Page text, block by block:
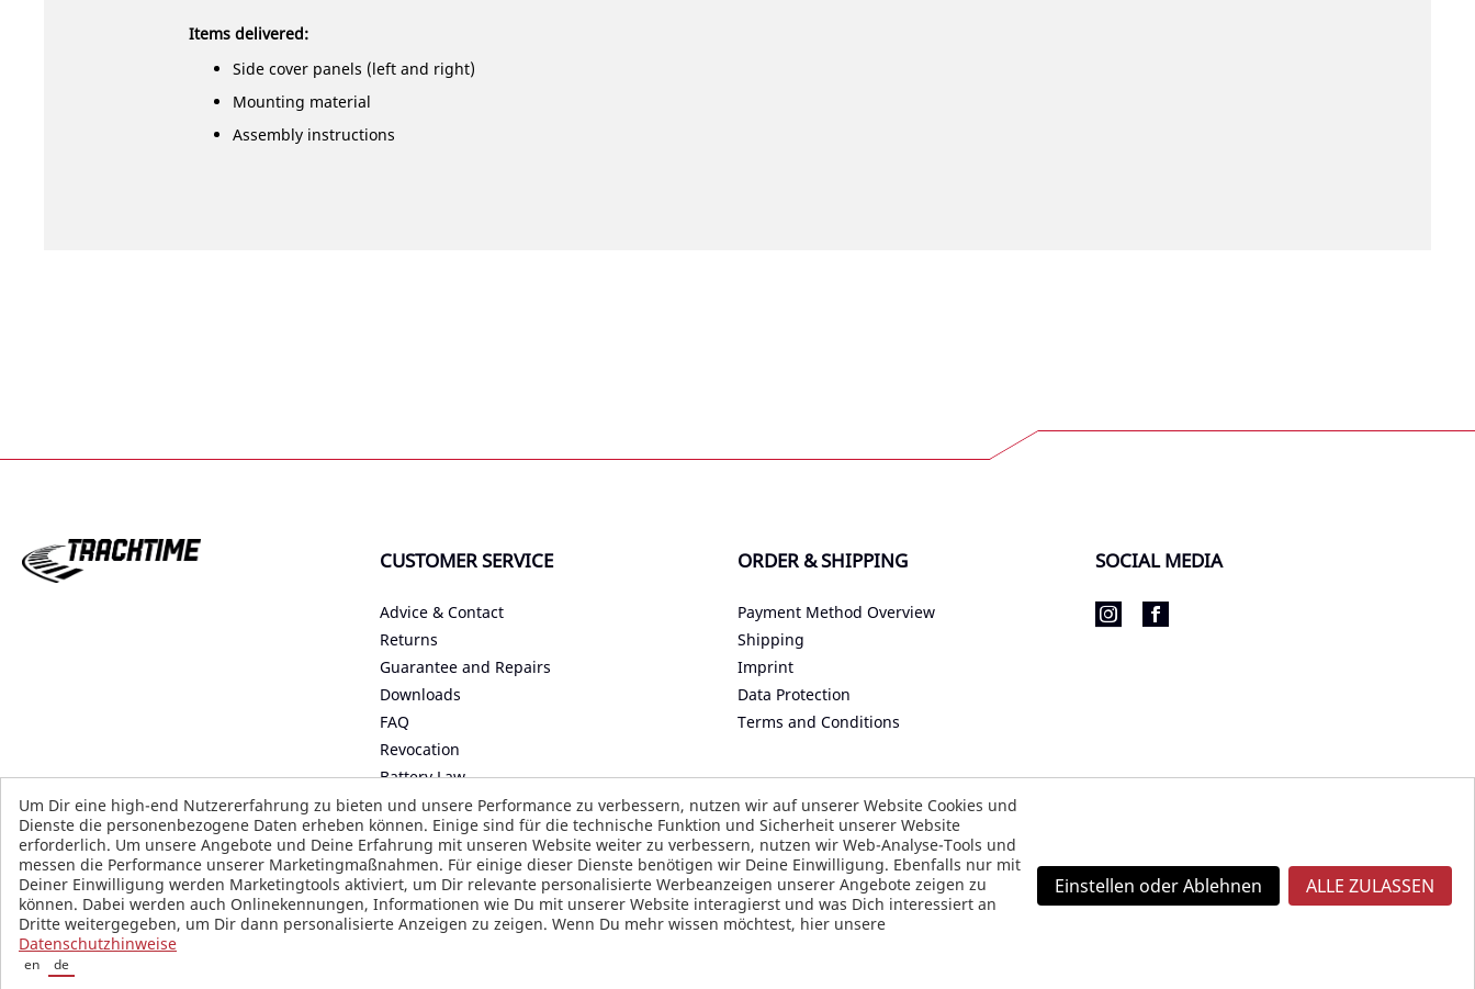
Items delivered:
Side cover panels (left and right)
Mounting material
Assembly instructions
CUSTOMER SERVICE
Advice & Contact
Returns
Guarantee and Repairs
Downloads
FAQ
Revocation
Battery Law
Declaration on Accessibility
Start Accessibility Assistant
B2B
ORDER & SHIPPING
Payment Method Overview
Shipping
Imprint
Data Protection
Terms and Conditions
SOCIAL MEDIA
Um Dir eine high-end Nutzererfahrung zu bieten und unsere Performance zu verbessern, nutzen wir auf unserer Website Cookies und
Dienste die personenbezogene Daten erheben können. Einige sind für die technische Funktion und Sicherheit unserer Website
erforderlich. Um unsere Angebote und Deine Erfahrung mit unseren Website weiter zu verbessern, nutzen wir Web-Analyse-Tools und
messen die Performance unserer Marketingmaßnahmen. Für einige dieser Dienste benötigen wir Deine Einwilligung. Ebenfalls nur mit
Deiner Einwilligung werden Marketingtools aktiviert, um Dir relevante personalisierte Werbeanzeigen unserer Angebote zeigen zu
können. Dabei werden auch Onlinekennungen, Informationen wie Du mit unserer Website interagierst und was Dich interessiert an
Dritte weitergegeben, um Dir dann personalisierte Anzeigen zu zeigen. Wenn Du mehr wissen möchtest, hier unsere
Datenschutzhinweise
en de
Einstellen oder Ablehnen ALLE ZULASSEN